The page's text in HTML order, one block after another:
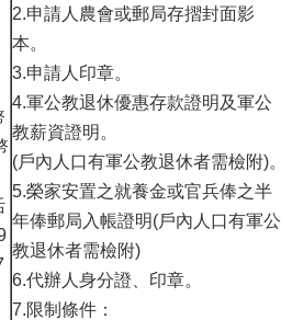
2.申請人農會或郵局存摺封面影
本。
3.申請人印章。
4.軍公教退休優惠存款證明及軍公
教薪資證明。
(戶內人口有軍公教退休者需檢附)。
5.榮家安置之就養金或官兵俸之半
年俸郵局入帳證明(戶內人口有軍公
教退休者需檢附)
6.代辦人身分證、印章。
7.限制條件：